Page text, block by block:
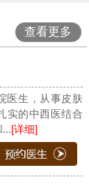
查看更多
医生，从事皮肤
实的中西医结合
[详细]